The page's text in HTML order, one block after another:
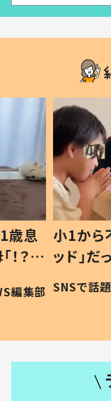
歳息
？」
編集部
小1から
ッド」
作り続
#令和の子
SNSで話題